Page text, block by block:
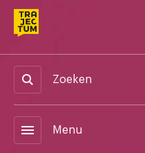
Zoeken
menu Menu